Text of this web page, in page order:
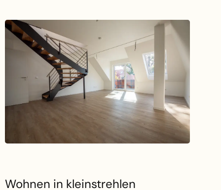
Wohnen in kleinstrehlen